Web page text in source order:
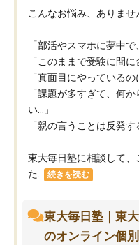
こんなお悩み、ありませ
「部活やスマホに夢中で
「このままで受験に間に
「真面目にやっている
「課題が多すぎて、何
い…」
「親の言うことは反発す
東大毎日塾に相談して
た...
続きを読む
東大毎日塾｜東
のオンライン個